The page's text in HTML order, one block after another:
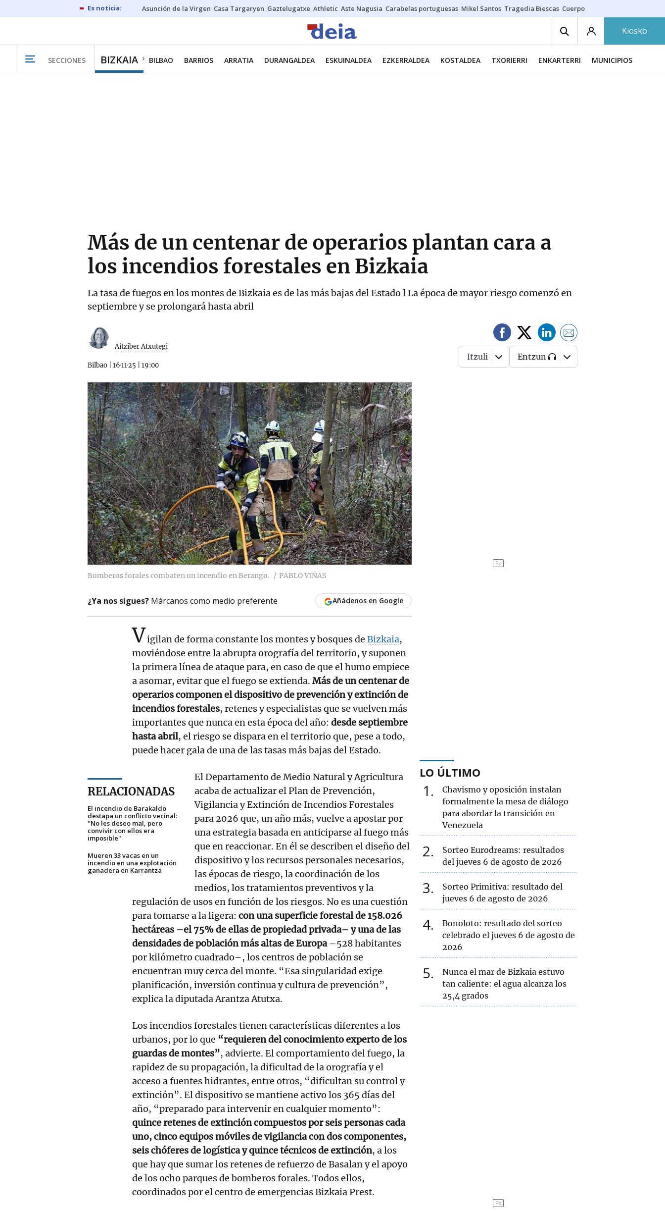
Asunción de la Virgen Casa Targaryen Gaztelugatxe Athletic Aste Nagusia Carabelas portuguesas Mikel Santos Tragedia Biescas Cuerpo ría
Kiosko
SECCIONES BIZKAIA BILBAO BARRIOS ARRATIA DURANGALDEA ESKUINALDEA EZKERRALDEA KOSTALDEA TXORIERRI ENKARTERRI MUNICIPIOS
Más de un centenar de operarios plantan cara a
los incendios forestales en Bizkaia
La tasa de fuegos en los montes de Bizkaia es de las más bajas del Estado l La época de mayor riesgo comenzó en
septiembre y se prolongará hasta abril
Aitziber Atxutegi
Bilbao 16·11·25 19:00
Itzuli Entzun
Bomberos forales combaten un incendio en Berango. PABLO VIÑAS
¿Ya nos sigues? Márcanos como medio preferente Añádenos en Google
Vigilan de forma constante los montes y bosques de Bizkaia,
moviéndose entre la abrupta orografía del territorio, y suponen
la primera línea de ataque para, en caso de que el humo empiece
a asomar, evitar que el fuego se extienda. Más de un centenar de
operarios componen el dispositivo de prevención y extinción de
incendios forestales, retenes y especialistas que se vuelven más
importantes que nunca en esta época del año: desde septiembre
hasta abril, el riesgo se dispara en el territorio que, pese a todo,
puede hacer gala de una de las tasas más bajas del Estado.
RELACIONADAS
El incendio de Barakaldo
destapa un conflicto vecinal:
"No les deseo mal, pero
convivir con ellos era
imposible"
Mueren 33 vacas en un
incendio en una explotación
ganadera en Karrantza
El Departamento de Medio Natural y Agricultura
acaba de actualizar el Plan de Prevención,
Vigilancia y Extinción de Incendios Forestales
para 2026 que, un año más, vuelve a apostar por
una estrategia basada en anticiparse al fuego más
que en reaccionar. En él se describen el diseño del
dispositivo y los recursos personales necesarios,
las épocas de riesgo, la coordinación de los
medios, los tratamientos preventivos y la
regulación de usos en función de los riesgos. No es una cuestión
para tomarse a la ligera: con una superficie forestal de 158.026
hectáreas –el 75% de ellas de propiedad privada– y una de las
densidades de población más altas de Europa–528 habitantes
por kilómetro cuadrado–, los centros de población se
encuentran muy cerca del monte. “Esa singularidad exige
planificación, inversión continua y cultura de prevención”,
explica la diputada Arantza Atutxa.
Los incendios forestales tienen características diferentes a los
urbanos, por lo que “requieren del conocimiento experto de los
guardas de montes”, advierte. El comportamiento del fuego, la
rapidez de su propagación, la dificultad de la orografía y el
acceso a fuentes hidrantes, entre otros, “dificultan su control y
extinción”. El dispositivo se mantiene activo los 365 días del
año, “preparado para intervenir en cualquier momento”:
quince retenes de extinción compuestos por seis personas cada
uno, cinco equipos móviles de vigilancia con dos componentes,
seis chóferes de logística y quince técnicos de extinción, a los
que hay que sumar los retenes de refuerzo de Basalan y el apoyo
de los ocho parques de bomberos forales. Todos ellos,
coordinados por el centro de emergencias Bizkaia Prest.
LO ÚLTIMO
1
Chavismo y oposición instalan
formalmente la mesa de diálogo
para abordar la transición en
Venezuela
2
Sorteo Eurodreams: resultados
del jueves 6 de agosto de 2026
3
Sorteo Primitiva: resultado del
jueves 6 de agosto de 2026
4
Bonoloto: resultado del sorteo
celebrado el jueves 6 de agosto de
2026
5
Nunca el mar de Bizkaia estuvo
tan caliente: el agua alcanza los
25,4 grados